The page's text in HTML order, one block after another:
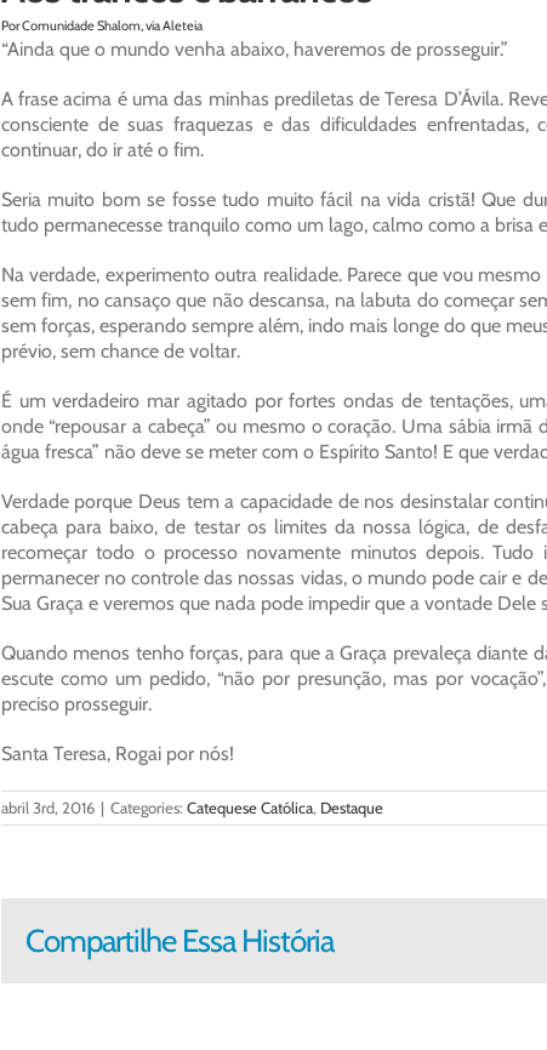
Por Comunidade Shalom, via Aleteia
“Ainda que o mundo venha abaixo, haveremos de prosseguir.”
A frase acima é uma das minhas prediletas de Teresa D’Ávila.
consciente de suas fraquezas e das dificuldades
continuar, do ir até o fim.
Seria muito bom se fosse tudo muito fácil na vida cristã! Que
tudo permanecesse tranquilo como um lago, calmo como a brisa
Na verdade, experimento outra realidade. Parece que vou
sem fim, no cansaço que não descansa, na labuta do começar
sem forças, esperando sempre além, indo mais longe do que
prévio, sem chance de voltar.
É um verdadeiro mar agitado por fortes ondas de tentações,
onde “repousar a cabeça” ou mesmo o coração. Uma sábia
água fresca” não deve se meter com o Espírito Santo! E que
Verdade porque Deus tem a capacidade de nos desinstalar
cabeça para baixo, de testar os limites da nossa lógica, de
recomeçar todo o processo novamente minutos depois.
permanecer no controle das nossas vidas, o mundo pode cair e
Sua Graça e veremos que nada pode impedir que a vontade
Quando menos tenho forças, para que a Graça prevaleça diante
escute como um pedido, “não por presunção, mas por
preciso prosseguir.
Santa Teresa, Rogai por nós!
abril 3rd, 2016 | Categories: Catequese Católica, Destaque
Compartilhe Essa História